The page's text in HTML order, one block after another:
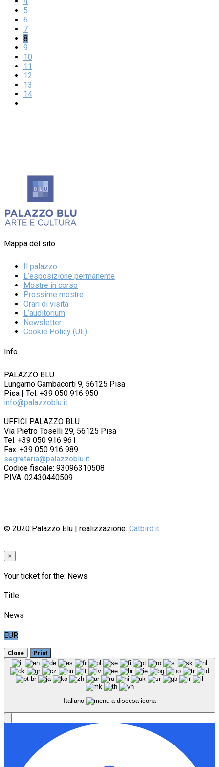
5
6
7
8
9
10
11
12
13
14
Mappa del sito
Il palazzo
L’esposizione permanente
Mostre in corso
Prossime mostre
Orari di visita
L’auditorium
Newsletter
Cookie Policy (UE)
Info
PALAZZO BLU
Lungarno Gambacorti 9, 56125 Pisa
Pisa | Tel. +39 050 916 950
info@palazzoblu.it
UFFICI PALAZZO BLU
Via Pietro Toselli 29, 56125 Pisa
Tel. +39 050 916 961
Fax. +39 050 916 989
segreteria@palazzoblu.it
Codice fiscale: 93096310508
P.IVA: 02430440509
© 2020 Palazzo Blu | realizzazione: Catbird.it
×
Your ticket for the: News
Title
News
EUR
Close Print
Italiano